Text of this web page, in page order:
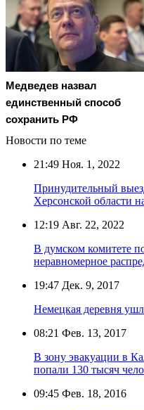
Медведев назвал
единственный способ
сохранить РФ
Новости по теме
21:49 Ноя. 1, 2022
Принудительный
Херсонской области
12:19 Авг. 22, 2022
В думском комитете
неравномерное
19:47 Дек. 9, 2017
Немецкая деревня
08:21 Фев. 13, 2017
В зону эвакуации в
попали 130 тысяч
09:45 Фев. 18, 2016